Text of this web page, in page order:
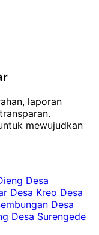
laporan
mewujudkan
Desa
Desa Kreo Desa
Desa
Desa Surengede